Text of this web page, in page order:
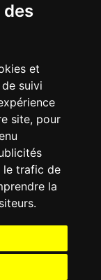
et
suivi
site, pour
le trafic de
la
chinois
seront